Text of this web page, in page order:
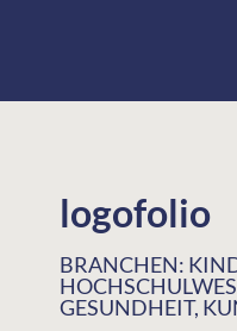
logofolio
BRANCHEN:
GESUNDHEIT,